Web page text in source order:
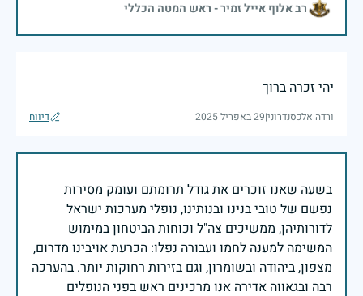
רב אלוף אייל זמיר - ראש המטה הכללי
יהי זכרה ברוך
ורדה אלכסנדרוני|29 באפריל 2025 דיווח
בשעה שאנו זוכרים את גודל תרומתם ועומק מסירות
נפשם של טובי בנינו ובנותינו, נופלי מערכות ישראל
לדורותיהן, ממשיכים צה"ל וכוחות הביטחון במימוש
המשימה למענה לחמו ועבורה נפלו: הכרעת אויבינו מדרום,
מצפון, ביהודה ובשומרון, וגם בזירות רחוקות יותר. בהערכה
רבה ובגאווה אדירה אנו מרכינים ראש בפני הנופלים